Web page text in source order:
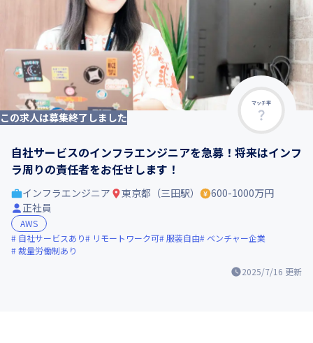
マッチ率
この求人は募集終了しました
自社サービスのインフラエンジニアを急募！将来はインフ
ラ周りの責任者をお任せします！
2025/7/16 更新
インフラエンジニア 東京都（三田駅）
600-1000万円
正社員
AWS
自社サービスあり
リモートワーク可 服装自由
ベンチャー企業
裁量労働制あり